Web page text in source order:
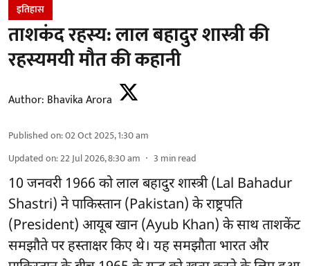
इतिहास
ताशकंद रहस्य: लाल बहादुर शास्त्री की
रहस्यमयी मौत की कहानी
Author: Bhavika Arora
Published on:02 Oct 2025, 1:30 am
Updated on:22 Jul 2026, 8:30 am 3 min read
10 जनवरी 1966 को लाल बहादुर शास्त्री (Lal Bahadur
Shastri) ने पाकिस्तान (Pakistan) के राष्ट्रपति
(President) आयूब खान (Ayub Khan) के साथ ताशकेंट
समझौते पर हस्ताक्षर किए थे। यह समझौता भारत और